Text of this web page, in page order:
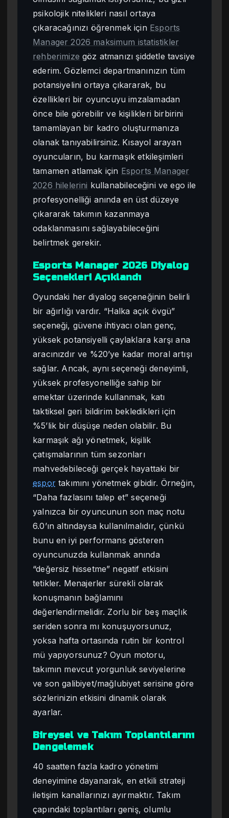
psikolojik nitelikleri nasıl ortaya
çıkaracağınızı öğrenmek için Esports
Manager 2026 maksimum istatistikler
rehberimize göz atmanızı şiddetle tavsiye
ederim. Gözlemci departmanınızın tüm
potansiyelini ortaya çıkararak, bu
özellikleri bir oyuncuyu imzalamadan
önce bile görebilir ve kişilikleri birbirini
tamamlayan bir kadro oluşturmanıza
olanak tanıyabilirsiniz. Kısayol arayan
oyuncuların, bu karmaşık etkileşimleri
tamamen atlamak için Esports Manager
2026 hilelerini kullanabileceğini ve ego ile
profesyonelliği anında en üst düzeye
çıkararak takımın kazanmaya
odaklanmasını sağlayabileceğini
belirtmek gerekir.
Esports Manager 2026 Diyalog
Seçenekleri Açıklandı
Oyundaki her diyalog seçeneğinin belirli
bir ağırlığı vardır. “Halka açık övgü”
seçeneği, güvene ihtiyacı olan genç,
yüksek potansiyelli çaylaklara karşı ana
aracınızdır ve %20’ye kadar moral artışı
sağlar. Ancak, aynı seçeneği deneyimli,
yüksek profesyonelliğe sahip bir
emektar üzerinde kullanmak, katı
taktiksel geri bildirim bekledikleri için
%5’lik bir düşüşe neden olabilir. Bu
karmaşık ağı yönetmek, kişilik
çatışmalarının tüm sezonları
mahvedebileceği gerçek hayattaki bir
esportakımını yönetmek gibidir. Örneğin,
“Daha fazlasını talep et” seçeneği
yalnızca bir oyuncunun son maç notu
6.0’ın altındaysa kullanılmalıdır, çünkü
bunu en iyi performans gösteren
oyuncunuzda kullanmak anında
“değersiz hissetme” negatif etkisini
tetikler. Menajerler sürekli olarak
konuşmanın bağlamını
değerlendirmelidir. Zorlu bir beş maçlık
seriden sonra mı konuşuyorsunuz,
yoksa hafta ortasında rutin bir kontrol
mü yapıyorsunuz? Oyun motoru,
takımın mevcut yorgunluk seviyelerine
ve son galibiyet/mağlubiyet serisine göre
sözlerinizin etkisini dinamik olarak
ayarlar.
Bireysel ve Takım Toplantılarını
Dengelemek
40 saatten fazla kadro yönetimi
deneyimine dayanarak, en etkili strateji
iletişim kanallarınızı ayırmaktır. Takım
çapındaki toplantıları geniş, olumlu